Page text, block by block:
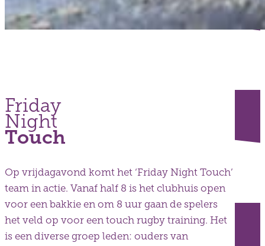
Friday
Night
Touch
Op vrijdagavond komt het ‘Friday Night Touch’
team in actie. Vanaf half 8 is het clubhuis open
voor een bakkie en om 8 uur gaan de spelers
het veld op voor een touch rugby training. Het
is een diverse groep leden: ouders van